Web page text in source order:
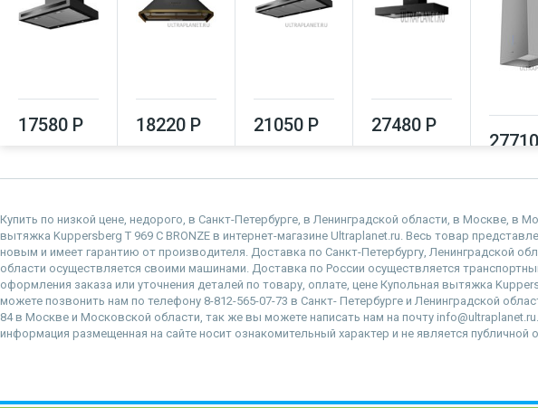
17580 Р 18220 Р 21050 Р 27480 Р
Купить по низкой цене, недорого, в Санкт-Петербурге, в Ленинградской области, в Москве, в
вытяжка Kuppersberg T 969 C BRONZE в интернет-магазине Ultraplanet.ru. Весь товар
новым и имеет гарантию от производителя. Доставка по Санкт-Петербургу, Ленинградской
области осуществляется своими машинами. Доставка по России осуществляется
оформления заказа или уточнения деталей по товару, оплате, цене Купольная вытяжка
можете позвонить нам по телефону 8-812-565-07-73 в Санкт- Петербурге и Ленинградской
84 в Москве и Московской области, так же вы можете написать нам на почту
информация размещенная на сайте носит ознакомительный характер и не является публичной